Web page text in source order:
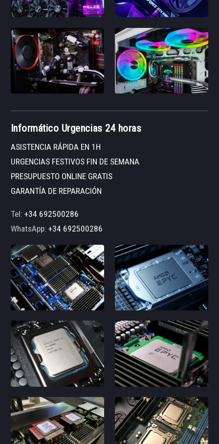
Informático Urgencias 24 horas
ASISTENCIA RÁPIDA EN 1H
URGENCIAS FESTIVOS FIN DE SEMANA
PRESUPUESTO ONLINE GRATIS
GARANTÍA DE REPARACIÓN
Tel:+34 692500286
WhatsApp:+34 692500286